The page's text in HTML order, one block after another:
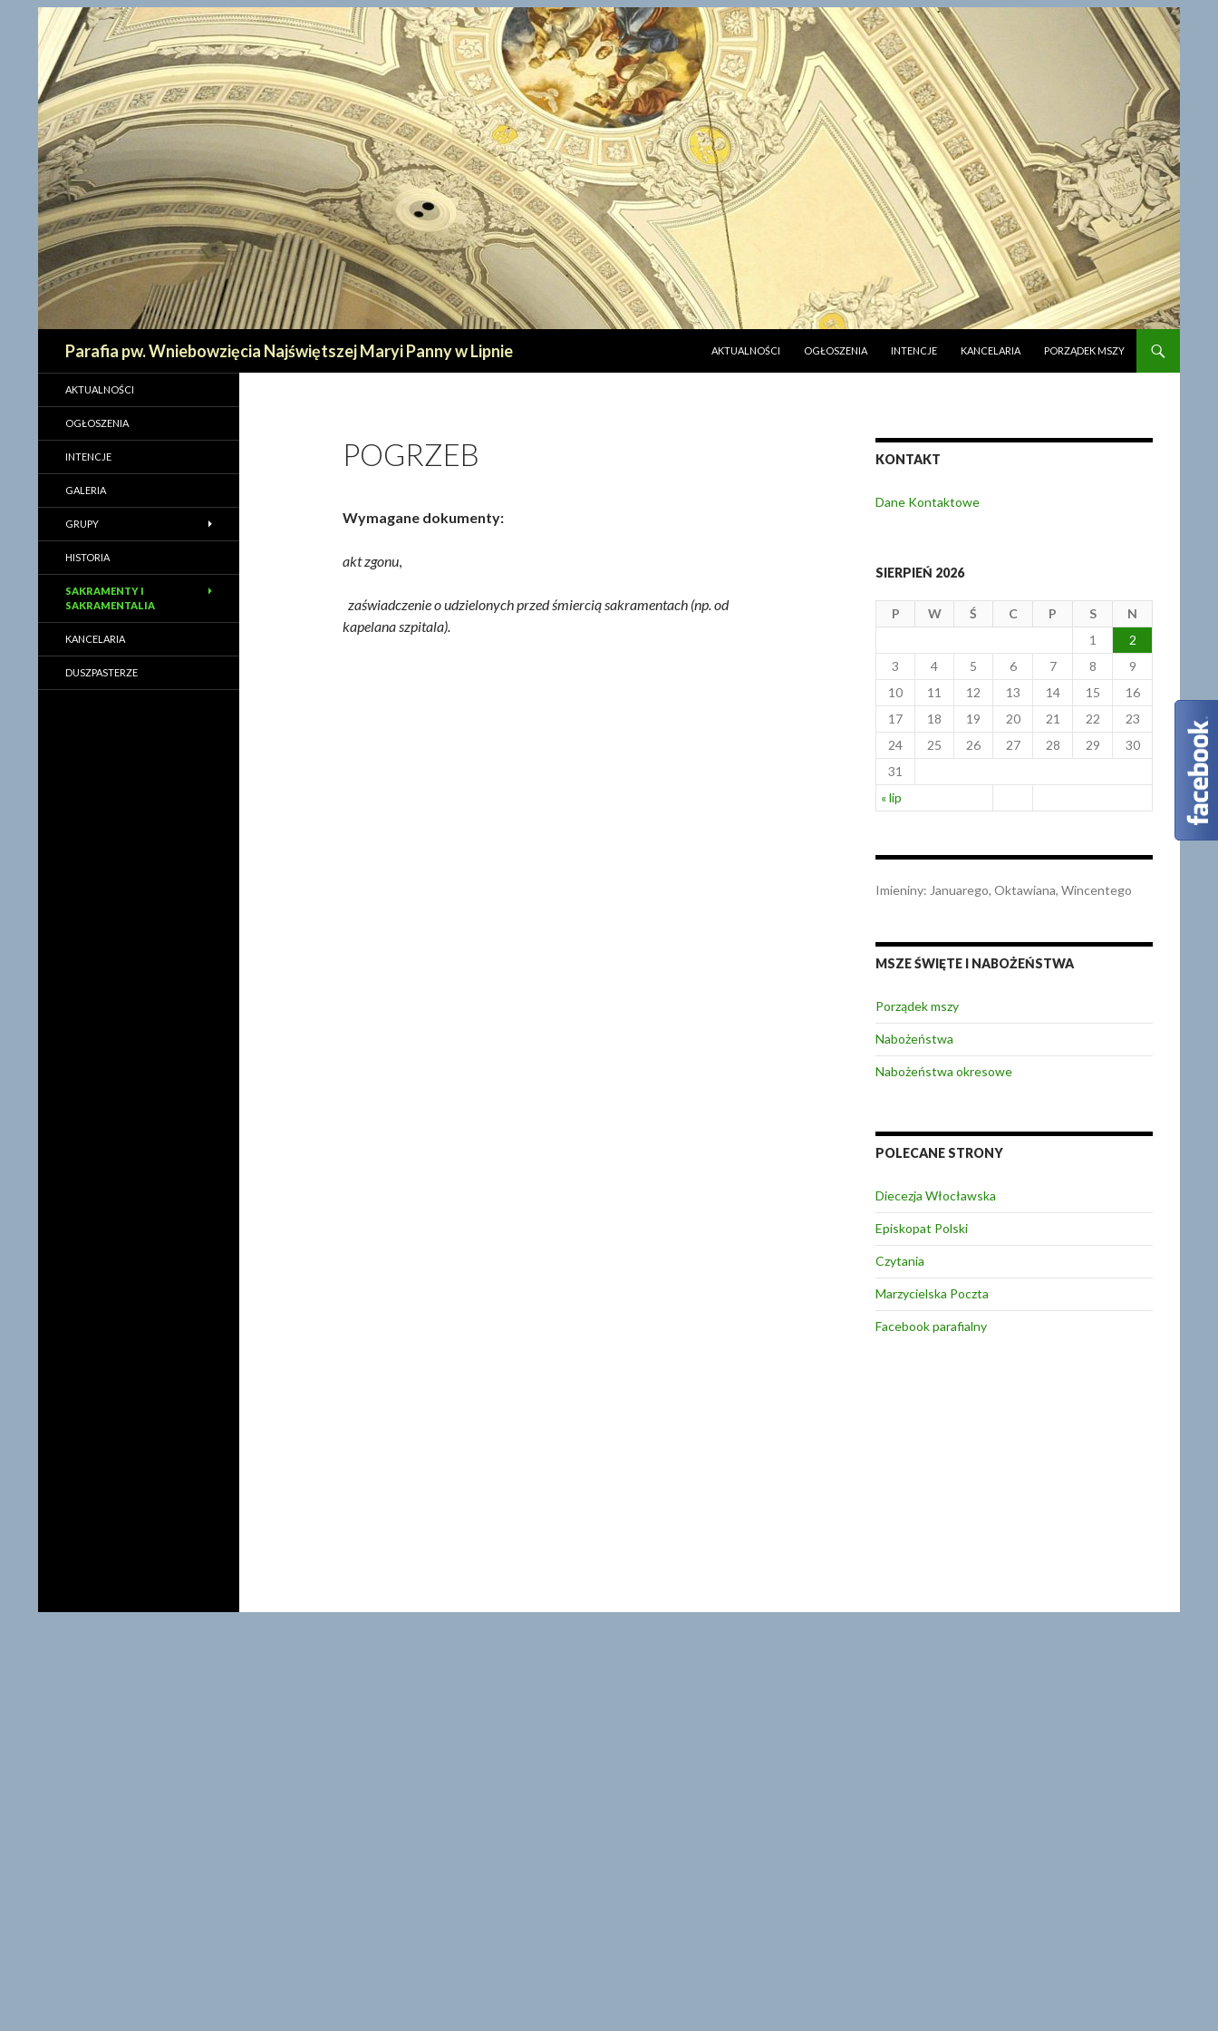
Parafia pw. Wniebowzięcia Najświętszej Maryi Panny w Lipnie
AKTUALNOŚCI
OGŁOSZENIA INTENCJE KANCELARIA PORZĄDEK MSZY
POGRZEB
Wymagane dokumenty:
akt zgonu,
zaświadczenie o udzielonych przed śmiercią sakramentach (np. od
kapelana szpitala).
KONTAKT
Dane Kontaktowe
SIERPIEŃ 2026
P W Ś C P S N
« lip
1
2
3
4 5 6 7 8
9
10
11 12 13 14 15
16
17
18 19 20 21 22
23
24
25 26 27 28 29
30
31
Imieniny: Januarego, Oktawiana, Wincentego
MSZE ŚWIĘTE I NABOŻEŃSTWA
Porządek mszy
Nabożeństwa
Nabożeństwa okresowe
POLECANE STRONY
Diecezja Włocławska
Episkopat Polski
Czytania
Marzycielska Poczta
Facebook parafialny
AKTUALNOŚCI
OGŁOSZENIA
INTENCJE
GALERIA
GRUPY
HISTORIA
SAKRAMENTY I
SAKRAMENTALIA
KANCELARIA
DUSZPASTERZE